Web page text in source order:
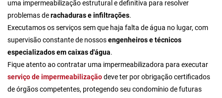
uma impermeabilização estrutural e definitiva para resolver
problemas derachaduras e infiltrações.
Executamos os serviços sem que haja falta de água no lugar, com
supervisão constante de nossosengenheiros e técnicos
especializados em caixas d'água.
Fique atento aocontratar uma impermeabilizadora para executar
serviço de impermeabilizaçãodeve ter por obrigação certificados
de órgãos competentes, protegendo seu condomínio de futuras